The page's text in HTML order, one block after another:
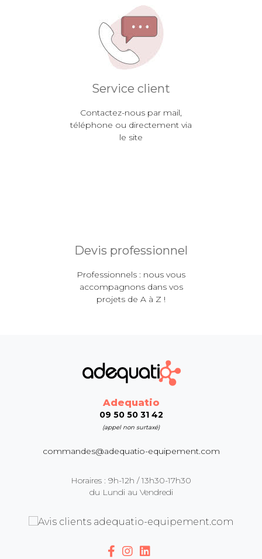
Service client
Contactez-nous par mail,
téléphone ou directement via
le site
Devis professionnel
Professionnels : nous vous
accompagnons dans vos
projets de A à Z !
Adequatio
09 50 50 31 42
(appel non surtaxé)
commandes@adequatio-equipement.com
Horaires : 9h-12h / 13h30-17h30
du Lundi au Vendredi